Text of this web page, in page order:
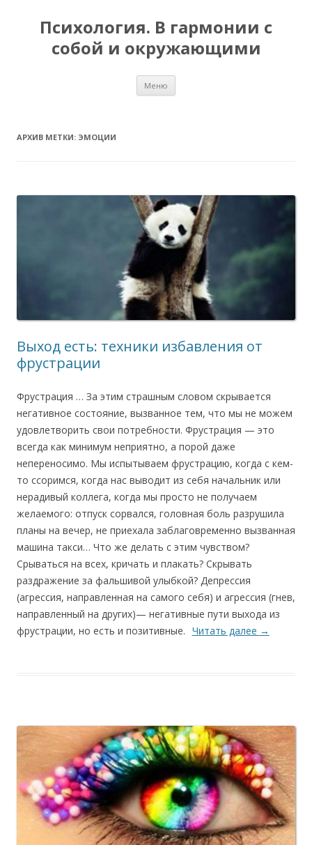
Психология. В гармонии с
собой и окружающими
Меню
АРХИВ МЕТКИ: ЭМОЦИИ
Выход есть: техники избавления от
фрустрации
Фрустрация … За этим страшным словом скрывается
негативное состояние, вызванное тем, что мы не можем
удовлетворить свои потребности. Фрустрация — это
всегда как минимум неприятно, а порой даже
непереносимо. Мы испытываем фрустрацию, когда с кем-
то ссоримся, когда нас выводит из себя начальник или
нерадивый коллега, когда мы просто не получаем
желаемого: отпуск сорвался, головная боль разрушила
планы на вечер, не приехала заблаговременно вызванная
машина такси… Что же делать с этим чувством?
Срываться на всех, кричать и плакать? Скрывать
раздражение за фальшивой улыбкой? Депрессия
(агрессия, направленная на самого себя) и агрессия (гнев,
направленный на других)— негативные пути выхода из
фрустрации, но есть и позитивные. Читать далее →